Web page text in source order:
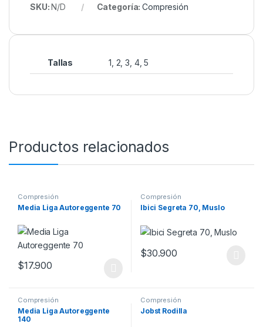
SKU:N/D Categoría:Compresión
Tallas 1, 2, 3, 4, 5
Productos relacionados
Compresión
Media Liga Autoreggente 70
$17.900
Compresión
Ibici Segreta 70, Muslo
$30.900
Compresión
Media Liga Autoreggente
140
Compresión
Jobst Rodilla